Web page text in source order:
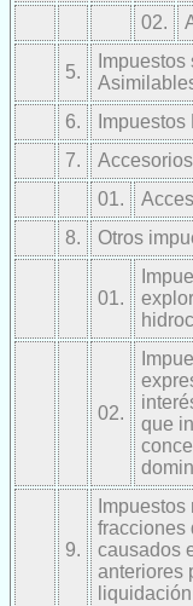
02.
5.
6.
7.
01.
8.
Otros
01.
02.
que
9.
fracciones
causados
anteriores